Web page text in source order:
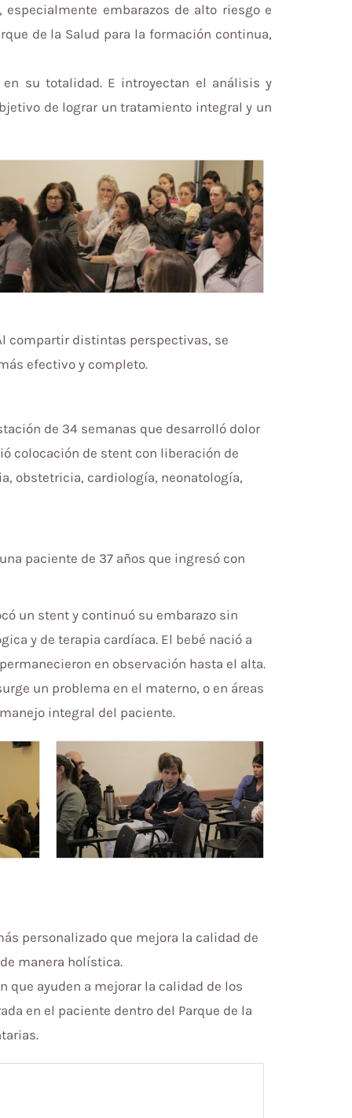
especialmente embarazos de alto riesgo e
de la Salud para la formación continua,
su totalidad. E introyectan el análisis y
de lograr un tratamiento integral y un
compartir distintas perspectivas, se
efectivo y completo.
de 34 semanas que desarrolló dolor
colocación de stent con liberación de
obstetricia, cardiología, neonatología,
paciente de 37 años que ingresó con
un stent y continuó su embarazo sin
y de terapia cardíaca. El bebé nació a
en observación hasta el alta.
un problema en el materno, o en áreas
integral del paciente.
personalizado que mejora la calidad de
manera holística.
que ayuden a mejorar la calidad de los
en el paciente dentro del Parque de la